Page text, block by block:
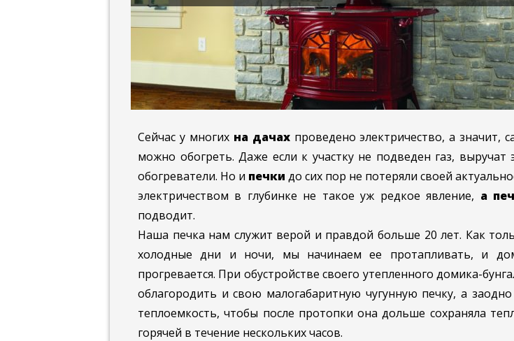
Сейчас у многих на дачахпроведено электричество, а значит,
можно обогреть. Даже если к участку не подведен газ, выручат
обогреватели. Но и печки до сих пор не потеряли своей
электричеством в глубинке не такое уж редкое явление, а
подводит.
Наша печка нам служит верой и правдой больше 20 лет. Как
холодные дни и ночи, мы начинаем ее протапливать, и
прогревается. При обустройстве своего утепленного домика-
облагородить и свою малогабаритную чугунную печку, а
теплоемкость, чтобы после протопки она дольше сохраняла
горячей в течение нескольких часов.